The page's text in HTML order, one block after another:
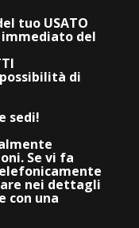
tuo USATO
immediato del
possibilità di
sedi!
Se vi fa
nei dettagli
con una